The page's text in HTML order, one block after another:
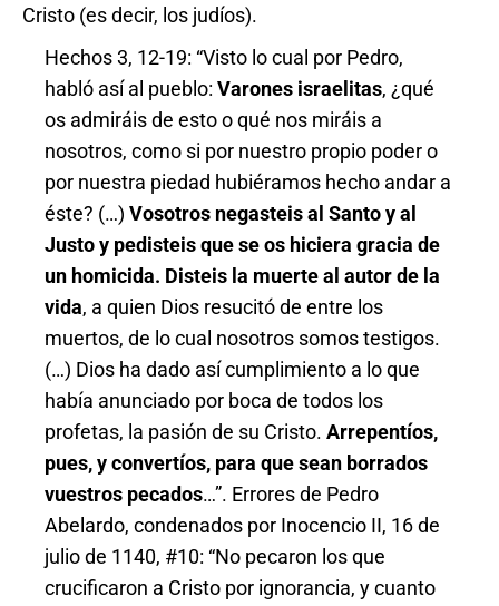
Cristo (es decir, los judíos).
Hechos 3, 12-19: “Visto lo cual por Pedro,
habló así al pueblo:Varones israelitas, ¿qué
os admiráis de esto o qué nos miráis a
nosotros, como si por nuestro propio poder o
por nuestra piedad hubiéramos hecho andar a
éste? (…)Vosotros negasteis al Santo y al
Justo y pedisteis que se os hiciera gracia de
un homicida. Disteis la muerte al autor de la
vida, a quien Dios resucitó de entre los
muertos, de lo cual nosotros somos testigos.
(…) Dios ha dado así cumplimiento a lo que
había anunciado por boca de todos los
profetas, la pasión de su Cristo.Arrepentíos,
pues, y convertíos, para que sean borrados
vuestros pecados…”. Errores de Pedro
Abelardo, condenados por Inocencio II, 16 de
julio de 1140, #10: “No pecaron los que
crucificaron a Cristo por ignorancia, y cuanto